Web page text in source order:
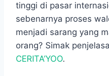
tinggi di pasar
sebenarnya proses
menjadi sarang yang
orang? Simak
CERITA’YOO.